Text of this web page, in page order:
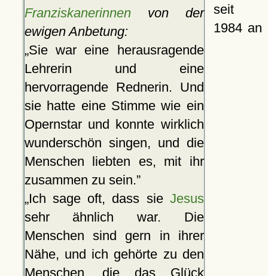
Franziskanerinnenvon der
ewigen Anbetung:
Sie war eine herausragende
Lehrerin und eine
hervorragende Rednerin. Und
sie hatte eine Stimme wie ein
Opernstar und konnte wirklich
wunderschön singen, und die
Menschen liebten es, mit ihr
zusammen zu sein.
Ich sage oft, dass sie Jesus
sehr ähnlich war. Die
Menschen sind gern in ihrer
Nähe, und ich gehörte zu den
Menschen, die das Glück
seit
1984 an